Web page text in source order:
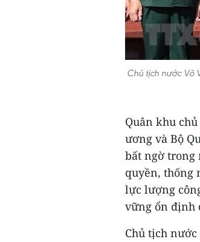
Chủ tịch nước Võ
Quân khu
ương và Bộ
bất ngờ trong
quyền, thống
lực lượng
vững ổn định
Chủ tịch